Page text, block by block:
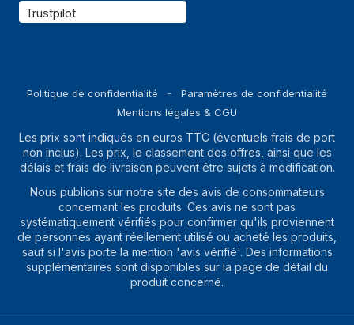
Trustpilot
Politique de confidentialité
Paramètres de confidentialité
Mentions légales & CGU
Les prix sont indiqués en euros TTC (éventuels frais de port
non inclus). Les prix, le classement des offres, ainsi que les
délais et frais de livraison peuvent être sujets à modification.
Nous publions sur notre site des avis de consommateurs
concernant les produits. Ces avis ne sont pas
systématiquement vérifiés pour confirmer qu'ils proviennent
de personnes ayant réellement utilisé ou acheté les produits,
sauf si l'avis porte la mention 'avis vérifié'. Des informations
supplémentaires sont disponibles sur la page de détail du
produit concerné.